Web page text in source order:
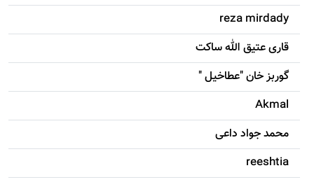
reza mirdady
قاری عتیق الله ساکت
گوربز خان "عطاخیل "
Akmal
محمد جواد داعی
reeshtia